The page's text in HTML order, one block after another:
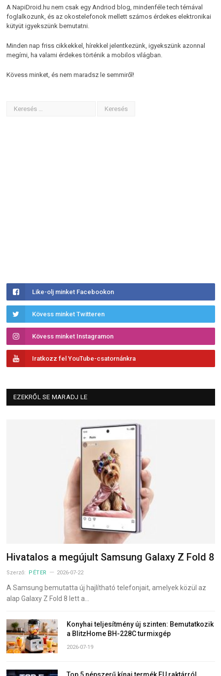
A NapiDroid.hu nem csak egy Andriod blog, mindenféle tech témával
foglalkozunk, és az okostelefonok mellett számos érdekes elektronikai
kütyüt igyekszünk bemutatni.
Minden nap friss cikkekkel, hírekkel jelentkezünk, igyekszünk azonnal
megírni, ha valami érdekes történik a mobilos világban.
Kövess minket, és nem maradsz le semmiről!
Like-olj minket Facebookon
Kövess minket Twitteren
Kövess minket Instagramon
Iratkozz fel YouTube-csatornánkra
EZEKRŐL SE MARADJ LE
Hivatalos a megújult Samsung Galaxy Z Fold 8
Szerző: PÉTER 2026-07-22
A Samsung bemutatta új hajlítható telefonjait, amelyek közül az
alap Galaxy Z Fold 8 lett a…
Konyhai teljesítmény új szinten: Bemutatkozik
a BlitzHome BH-228C turmixgép
2026-07-19